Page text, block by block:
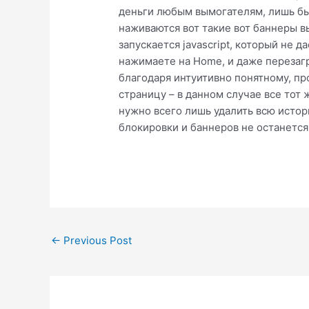
деньги любым вымогателям, лишь
наживаются вот такие вот баннеры
запускается javascript, который не
нажимаете на Home, и даже
благодаря интуитивно понятному,
страницу – в данном случае все тот
нужно всего лишь удалить всю
блокировки и баннеров не
Post
← Previous Post